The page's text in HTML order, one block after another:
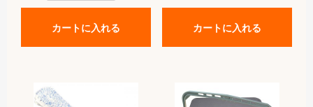
カートに入れる カートに入れる